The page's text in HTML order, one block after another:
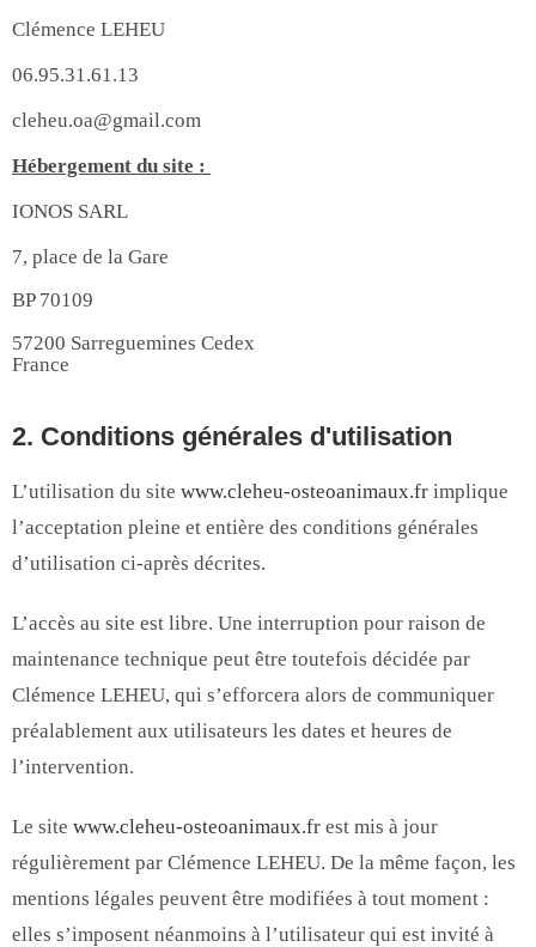
Clémence LEHEU
06.95.31.61.13
cleheu.oa@gmail.com
Hébergement du site :
IONOS SARL
7, place de la Gare
BP 70109
57200 Sarreguemines Cedex
France
2. Conditions générales d'utilisation
L’utilisation du site www.cleheu-osteoanimaux.fr implique
l’acceptation pleine et entière des conditions générales
d’utilisation ci-après décrites.
L’accès au site est libre. Une interruption pour raison de
maintenance technique peut être toutefois décidée par
Clémence LEHEU, qui s’efforcera alors de communiquer
préalablement aux utilisateurs les dates et heures de
l’intervention.
Le site www.cleheu-osteoanimaux.fr est mis à jour
régulièrement par Clémence LEHEU. De la même façon, les
mentions légales peuvent être modifiées à tout moment :
elles s’imposent néanmoins à l’utilisateur qui est invité à